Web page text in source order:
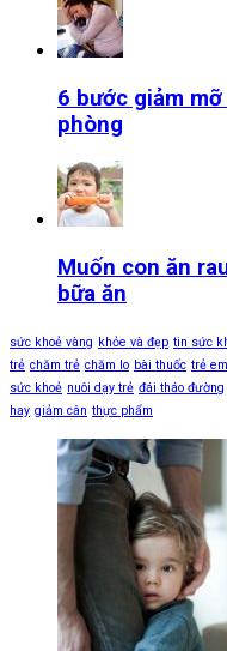
6 bước giảm
phòng
Muốn con ăn
bữa ăn
sức khoẻ vàng khỏe và đẹp tin sức
trẻ chăm trẻ chăm lo bài thuốc trẻ em
sức khoẻ nuôi dạy trẻ đái tháo đường
hay giảm cân thực phẩm